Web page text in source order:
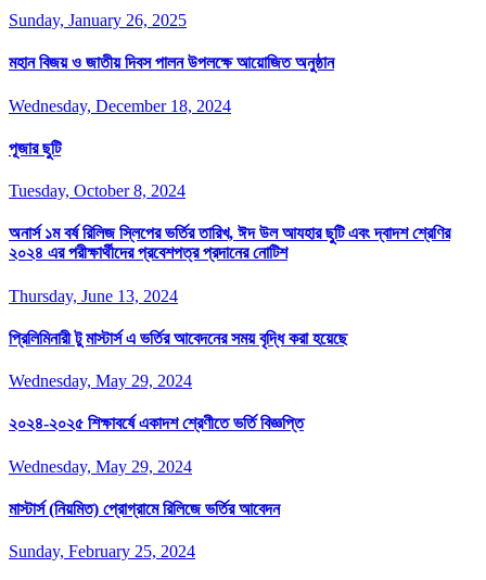
Sunday, January 26, 2025
মহান বিজয় ও জাতীয় দিবস পালন উপলক্ষে আয়োজিত অনুষ্ঠান
Wednesday, December 18, 2024
পূজার ছুটি
Tuesday, October 8, 2024
অনার্স ১ম বর্ষ রিলিজ স্লিপের ভর্তির তারিখ, ঈদ উল আযহার ছুটি এবং দ্বাদশ শ্রেণির
২০২৪ এর পরীক্ষার্থীদের প্রবেশপত্র প্রদানের নোটিশ
Thursday, June 13, 2024
প্রিলিমিনারী টু মাস্টার্স এ ভর্তির আবেদনের সময় বৃদ্ধি করা হয়েছে
Wednesday, May 29, 2024
২০২৪-২০২৫ শিক্ষাবর্ষে একাদশ শ্রেণীতে ভর্তি বিজ্ঞপ্তি
Wednesday, May 29, 2024
মাস্টার্স (নিয়মিত) প্রোগ্রামে রিলিজে ভর্তির আবেদন
Sunday, February 25, 2024